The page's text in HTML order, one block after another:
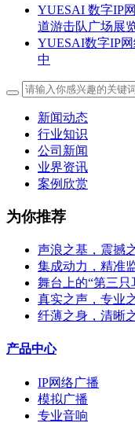
YUESAI 数字IP
道游击队广场展
YUESAI数字IP
中
新闻动态
行业知识
公司新闻
业界资讯
案例欣赏
为你推荐
声浪之基，震撼
集成动力，精准
舞台上的“第三
真实之声，专业
纤薄之身，清晰
产品中心
IP网络广播
模拟广播
专业音响